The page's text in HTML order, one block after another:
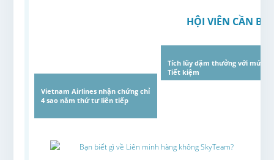
HỘI VIÊN CẦN
Vietnam Airlines nhận chứng chỉ
4 sao năm thứ tư liên tiếp
Tích lũy dặm thưởng với mức
Tiết kiệm
Bạn biết gì về Liên minh hàng không SkyTeam?